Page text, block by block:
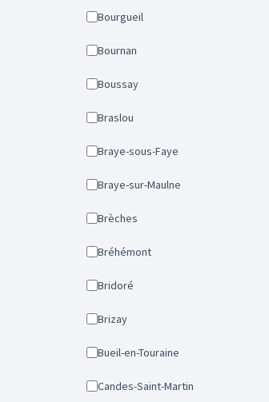
Bourgueil
Bournan
Boussay
Braslou
Braye-sous-Faye
Braye-sur-Maulne
Brèches
Bréhémont
Bridoré
Brizay
Bueil-en-Touraine
Candes-Saint-Martin